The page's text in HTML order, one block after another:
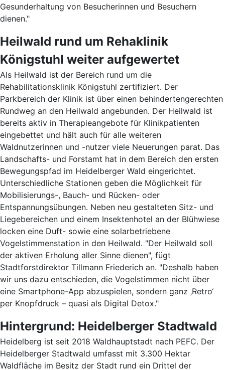
Gesunderhaltung von Besucherinnen und Besuchern
dienen."
Heilwald rund um Rehaklinik
Königstuhl weiter aufgewertet
Als Heilwald ist der Bereich rund um die
Rehabilitationsklinik Königstuhl zertifiziert. Der
Parkbereich der Klinik ist über einen behindertengerechten
Rundweg an den Heilwald angebunden. Der Heilwald ist
bereits aktiv in Therapieangebote für Klinikpatienten
eingebettet und hält auch für alle weiteren
Waldnutzerinnen und -nutzer viele Neuerungen parat. Das
Landschafts- und Forstamt hat in dem Bereich den ersten
Bewegungspfad im Heidelberger Wald eingerichtet.
Unterschiedliche Stationen geben die Möglichkeit für
Mobilisierungs-, Bauch- und Rücken- oder
Entspannungsübungen. Neben neu gestalteten Sitz- und
Liegebereichen und einem Insektenhotel an der Blühwiese
locken eine Duft- sowie eine solarbetriebene
Vogelstimmenstation in den Heilwald. "Der Heilwald soll
der aktiven Erholung aller Sinne dienen", fügt
Stadtforstdirektor Tillmann Friederich an. "Deshalb haben
wir uns dazu entschieden, die Vogelstimmen nicht über
eine Smartphone-App abzuspielen, sondern ganz ‚Retro‘
per Knopfdruck – quasi als Digital Detox."
Hintergrund: Heidelberger Stadtwald
Heidelberg ist seit 2018 Waldhauptstadt nach PEFC. Der
Heidelberger Stadtwald umfasst mit 3.300 Hektar
Waldfläche im Besitz der Stadt rund ein Drittel der